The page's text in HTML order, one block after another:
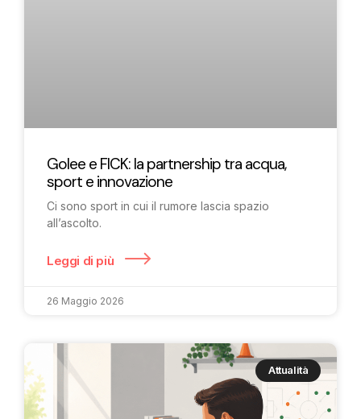
Golee e FICK: la partnership tra acqua,
sport e innovazione
Ci sono sport in cui il rumore lascia spazio
all’ascolto.
Leggi di più
26 Maggio 2026
Attualità